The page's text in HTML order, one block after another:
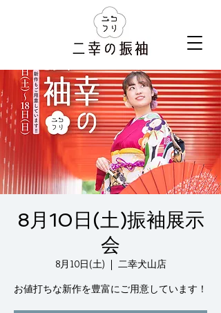
8月10日(土)振袖展示
会
8月10日(土)
  |
二幸犬山店
お値打ちな新作を豊富にご用意しています！